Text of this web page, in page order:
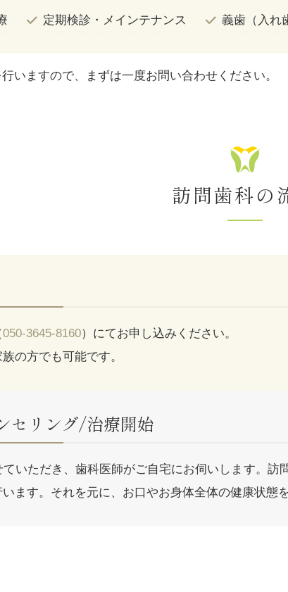
定期検診・メインテナンス 義歯（入れ
いますので、まずは一度お問い合わせください。
訪問歯科の
050-3645-8160）にてお申し込みください。
の方でも可能です。
セリング/治療開始
ていただき、歯科医師がご自宅にお伺いします。
ます。それを元に、お口やお身体全体の健康状態